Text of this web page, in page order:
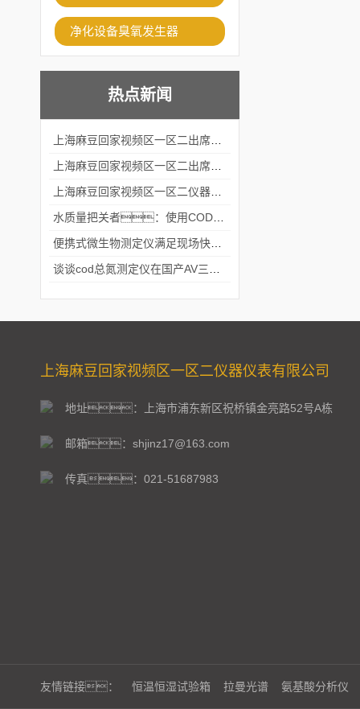
净化设备臭氧发生器
热点新闻
上海麻豆回家视频区一区二仪器仪表有限公司
地址：上海市浦东新区祝桥镇金亮路52号A栋
邮箱：shjinz17@163.com
传真：021-51687983
友情链接： 恒温恒湿试验箱 拉曼光谱 氨基酸分析仪